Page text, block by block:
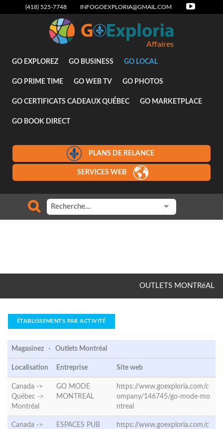
(418) 525-7748 INFOGOEXPLORIA@GMAIL.COM
Affaires
GO EXPLOREZ GO BUSINESS GO LOCAL
GO PRIME TIME GO WEB TV GO PHOTOS
GO CERTIFICATS CADEAUX QUÉBEC GO MARKETPLACE
GO BOOK DIRECT
PLANS DE RELANCE
SERVICES WEB
OUTLETS MONTRéAL
ÉTABLISSEMENTS PAR ACTIVITÉ
Magasinez - Outlets Montréal
Localisation Entreprise Site web
Canada ->
Québec ->
Montréal
GO MODE
MONTREAL
https://www.goexploria.com/c
ompany/146745/go-mode-mo
ntreal
Canada ->
ESPACES PUB
https://www.goexploria.com/c